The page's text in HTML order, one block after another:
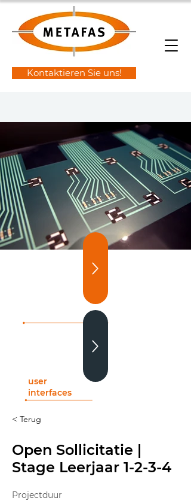
Kontaktieren Sie uns!
user
interfaces
< Terug
Open Sollicitatie |
Stage Leerjaar 1-2-3-4
Projectduur